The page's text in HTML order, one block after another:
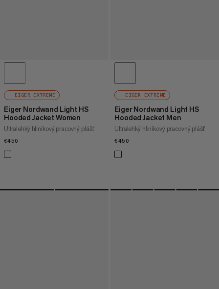
EIGER EXTREME
Eiger Nordwand Light HS
Hooded Jacket Women
Ultralehký hliníkový pracovný plášť
€450
EIGER EXTREME
Eiger Nordwand Light HS
Hooded Jacket Men
Ultralehký hliníkový pracovný plášť
€450